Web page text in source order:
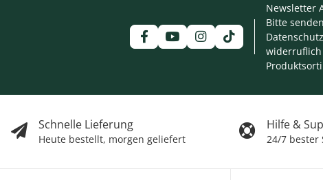
Schnelle Lieferung
Heute bestellt, morgen geliefert
Hilfe &
24/7 bester
Newsletter
Bitte